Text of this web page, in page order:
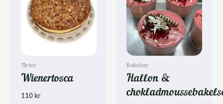
Tårtor
Wienertosca
110 kr
Bakelser
Hallon &